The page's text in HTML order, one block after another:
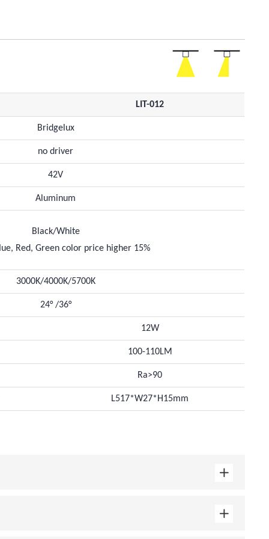
LIT-012
Bridgelux
no driver
42V
Aluminum
Black/White
Red, Green color price higher 15%
3000K/4000K/5700K
24° /36°
12W
100-110LM
Ra>90
L517*W27*H15mm